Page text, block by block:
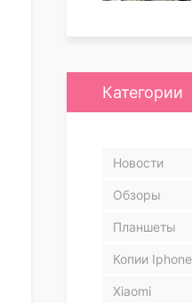
Категории
Новости
Обзоры
Планшеты
Копии Iphone
Xiaomi